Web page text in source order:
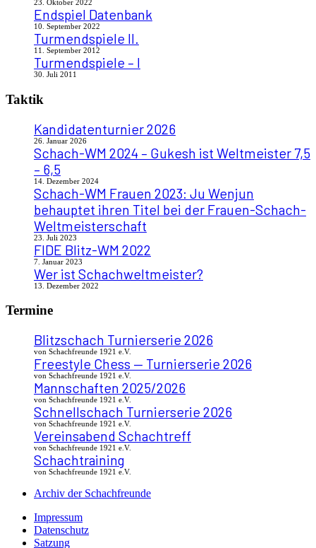
23. Oktober 2022
Endspiel Datenbank
10. September 2022
Turmendspiele II.
11. September 2012
Turmendspiele – I
30. Juli 2011
Taktik
Kandidatenturnier 2026
26. Januar 2026
Schach-WM 2024 – Gukesh ist Weltmeister 7,5
– 6,5
14. Dezember 2024
Schach-WM Frauen 2023: Ju Wenjun
behauptet ihren Titel bei der Frauen-Schach-
Weltmeisterschaft
23. Juli 2023
FIDE Blitz-WM 2022
7. Januar 2023
Wer ist Schachweltmeister?
13. Dezember 2022
Termine
Blitzschach Turnierserie 2026
von Schachfreunde 1921 e.V.
Freestyle Chess — Turnierserie 2026
von Schachfreunde 1921 e.V.
Mannschaften 2025/2026
von Schachfreunde 1921 e.V.
Schnellschach Turnierserie 2026
von Schachfreunde 1921 e.V.
Vereinsabend Schachtreff
von Schachfreunde 1921 e.V.
Schachtraining
von Schachfreunde 1921 e.V.
Archiv der Schachfreunde
Impressum
Datenschutz
Satzung